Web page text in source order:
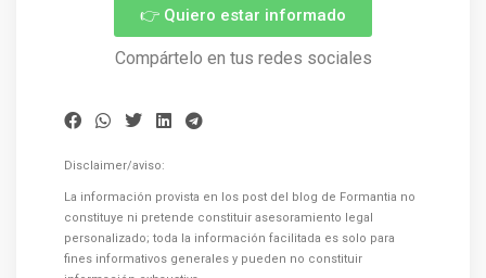
👉 Quiero estar informado
Compártelo en tus redes sociales
Disclaimer/aviso:
La información provista en los post del blog de Formantia no
constituye ni pretende constituir asesoramiento legal
personalizado; toda la información facilitada es solo para
fines informativos generales y pueden no constituir